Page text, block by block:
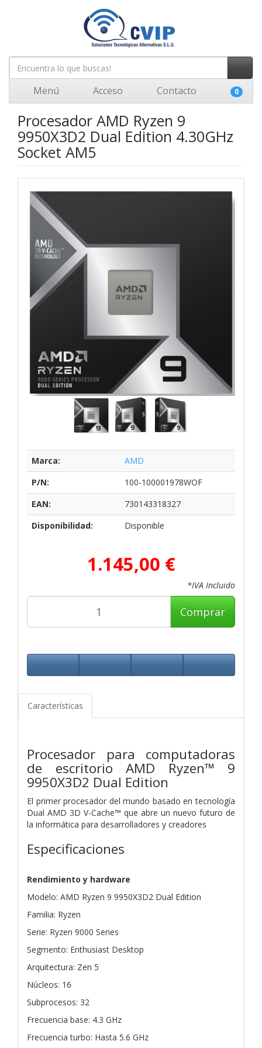
Menú Acceso Contacto 0
Procesador AMD Ryzen 9
9950X3D2 Dual Edition 4.30GHz
Socket AM5
Marca:
AMD
P/N:
100-100001978WOF
EAN:
730143318327
Disponibilidad:
Disponible
1.145,00 €
*IVA Incluido
Comprar
Características
Procesador para computadoras
de escritorio AMD Ryzen™ 9
9950X3D2 Dual Edition
El primer procesador del mundo basado en tecnología
Dual AMD 3D V-Cache™ que abre un nuevo futuro de
la informática para desarrolladores y creadores
Especificaciones
Rendimiento y hardware
Modelo: AMD Ryzen 9 9950X3D2 Dual Edition
Familia: Ryzen
Serie: Ryzen 9000 Series
Segmento: Enthusiast Desktop
Arquitectura: Zen 5
Núcleos: 16
Subprocesos: 32
Frecuencia base: 4.3 GHz
Frecuencia turbo: Hasta 5.6 GHz